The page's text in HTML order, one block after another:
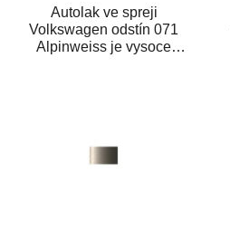
Autolak ve spreji
Volkswagen odstín 071
Alpinweiss je vysoce